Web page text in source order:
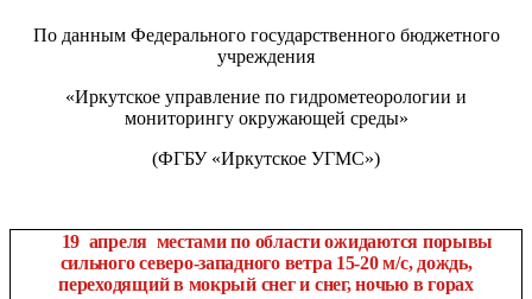
По данным Федерального государственного бюджетного
учреждения
«Иркутское управление по гидрометеорологии и
мониторингу окружающей среды»
(ФГБУ «Иркутское УГМС»)
19 апреля местами по области ожидаются порывы
сильного северо-западного ветра 15-20 м/с, дождь,
переходящий в мокрый снег и снег, ночью в горах